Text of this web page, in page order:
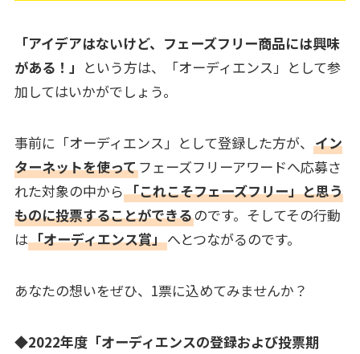
「アイデアはないけど、フェーズフリー商品には興味
がある！」 という方は、「オーディエンス」として参
加してはいかがでしょう。
事前に「オーディエンス」として登録した方が、 イン
ターネットを使ってフェーズフリーアワードへ応募さ
れた対象の中から「これこそフェーズフリー」と思う
ものに投票することができるのです。そしてその行動
は「オーディエンス賞」へとつながるのです。
あなたの想いをぜひ、1票に込めてみませんか？
◆2022年度「オーディエンスの登録および投票期